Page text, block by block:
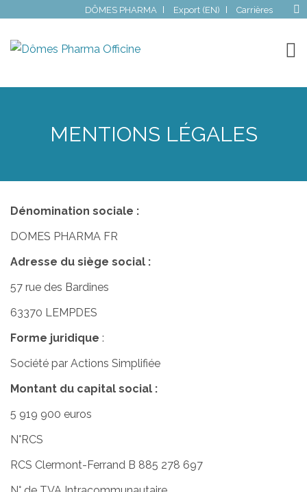
DÔMES PHARMA Export (EN) Carrières
MENTIONS LÉGALES
Dénomination sociale :
DOMES PHARMA FR
Adresse du siège social :
57 rue des Bardines
63370 LEMPDES
Forme juridique :
Société par Actions Simplifiée
Montant du capital social :
5 919 900 euros
N°RCS
RCS Clermont-Ferrand B 885 278 697